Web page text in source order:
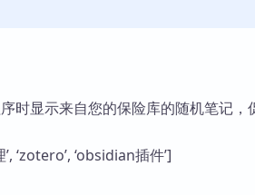
时显示来自您的保险库的随机笔记，
‘zotero’, ‘obsidian插件’]